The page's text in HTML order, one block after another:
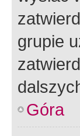
grupie
Góra